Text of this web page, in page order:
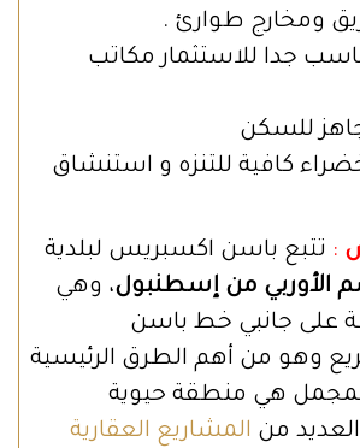
ومخارج طوارئ .
جدا للاستثمار مكاتب
للسكن
كافية للتنزه و استنشاق
: تتبع باسن اكسبريس لبلدية
الأوربي من إسطنبول، وهي
على جانبي خط باسن
وهو من أهم الطرق الرئيسية
هي منطقة حيوية
من المشاريع العقارية